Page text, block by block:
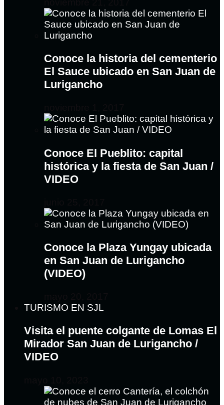
Conoce la historia del cementerio
El Sauce ubicado en San Juan de
Lurigancho
Conoce El Pueblito: capital
histórica y la fiesta de San Juan /
VIDEO
Conoce la Plaza Yungay ubicada
en San Juan de Lurigancho
(VIDEO)
TURISMO EN SJL
Visita el puente colgante de Lomas El
Mirador San Juan de Lurigancho /
VIDEO